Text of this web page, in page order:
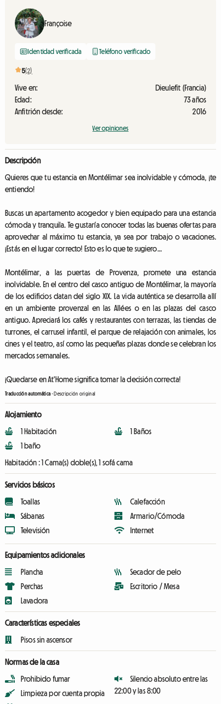
Françoise
Identidad verificada Teléfono verificado
5(2)
Vive en:
Dieulefit (Francia)
Edad:
73 años
Anfitrión desde:
2016
Ver opiniones
Descripción
Quieres que tu estancia en Montélimar sea inolvidable y cómoda, ¡te
entiendo!
Buscas un apartamento acogedor y bien equipado para una estancia
cómoda y tranquila. Te gustaría conocer todas las buenas ofertas para
aprovechar al máximo tu estancia, ya sea por trabajo o vacaciones.
¡Estás en el lugar correcto! Esto es lo que te sugiero...
Montélimar, a las puertas de Provenza, promete una estancia
inolvidable. En el centro del casco antiguo de Montélimar, la mayoría
de los edificios datan del siglo XIX. La vida auténtica se desarrolla allí
en un ambiente provenzal en las Allées o en las plazas del casco
antiguo. Apreciará los cafés y restaurantes con terrazas, las tiendas de
turrones, el carrusel infantil, el parque de relajación con animales, los
cines y el teatro, así como las pequeñas plazas donde se celebran los
mercados semanales.
¡Quedarse en At'Home significa tomar la decisión correcta!
Traducción automática-Descripción original
Alojamiento
1 Habitación
1 baño
1 Baños
Habitación :1 Cama(s) doble(s), 1 sofá cama
Servicios básicos
Toallas
Sábanas
Televisión
Calefacción
Armario/Cómoda
Internet
Equipamientos adicionales
Plancha
Perchas
Lavadora
Secador de pelo
Escritorio / Mesa
Características especiales
Pisos sin ascensor
Normas de la casa
Prohibido fumar
Limpieza por cuenta propia
Silencio absoluto entre las
22:00 y las 8:00